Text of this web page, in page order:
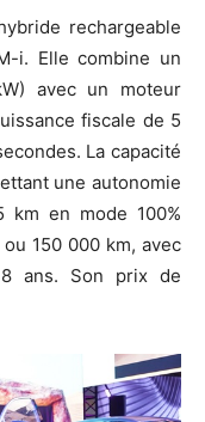
rechargeable
i. Elle combine un
avec un moteur
fiscale de 5
La capacité
une autonomie
km en mode 100%
150 000 km, avec
ans. Son prix de